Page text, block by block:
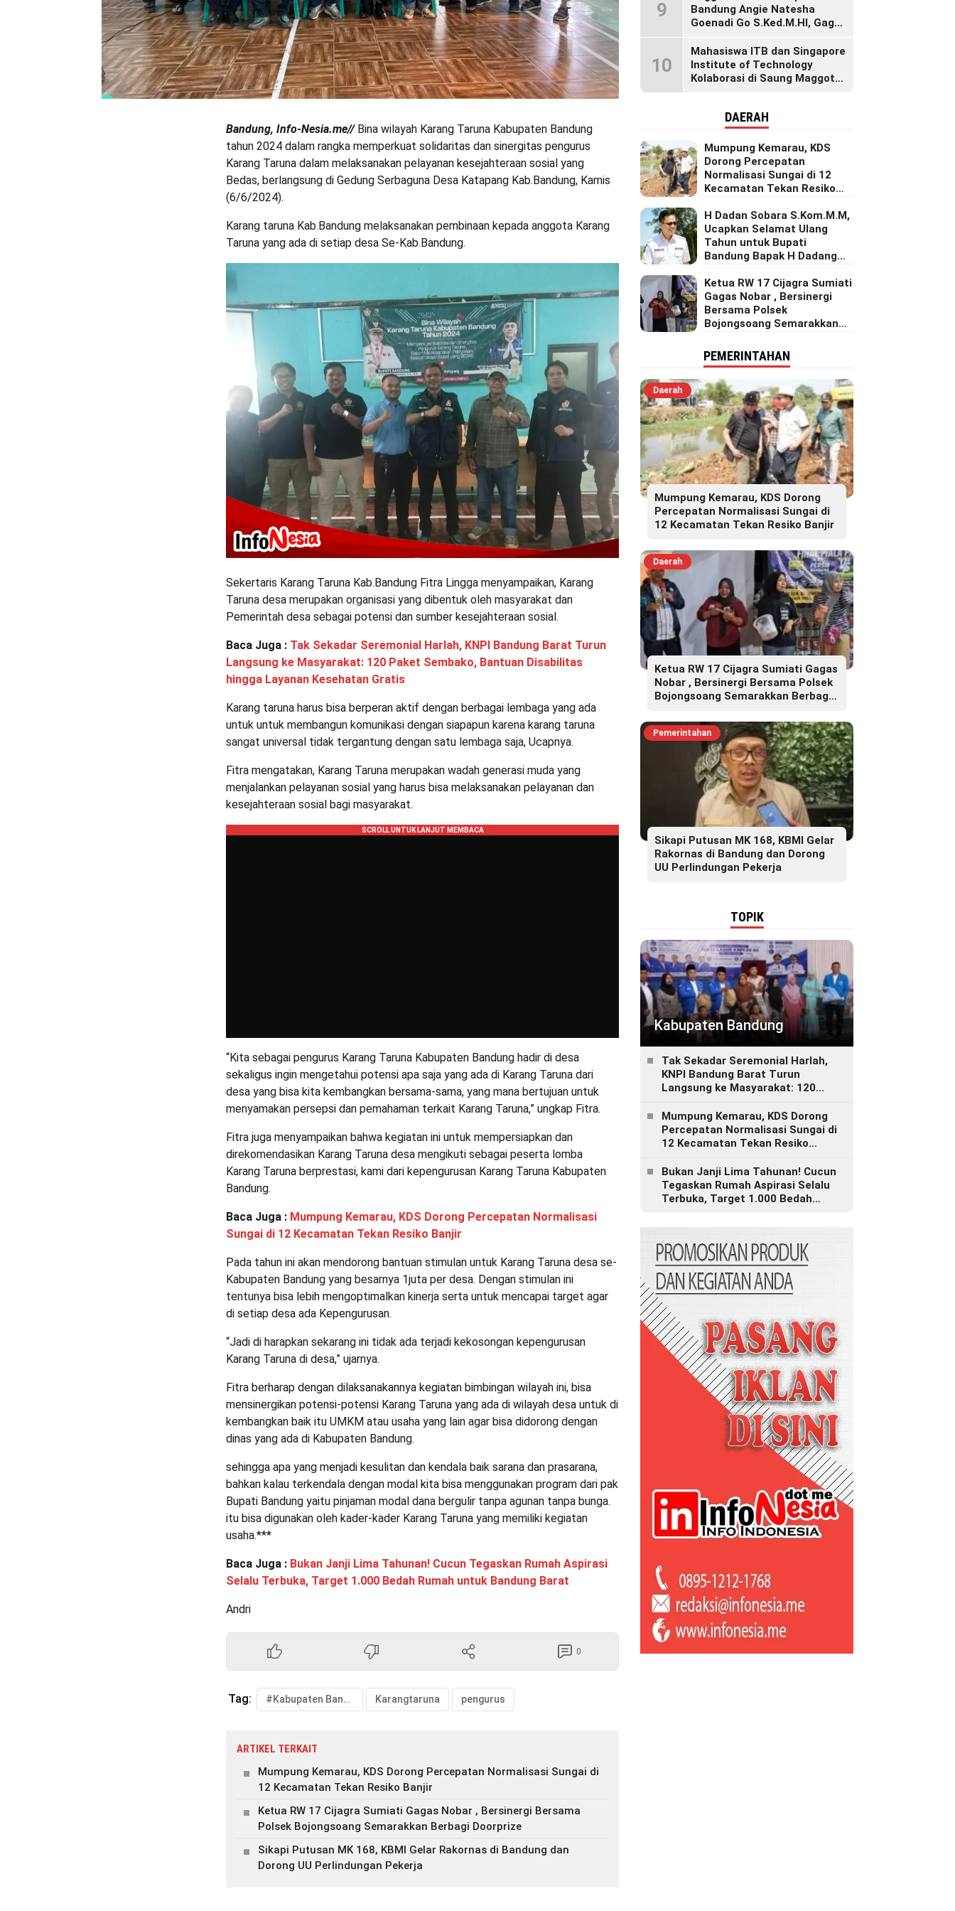
Bandung, Info-Nesia.me//Bina wilayah Karang Taruna Kabupaten Bandung
tahun 2024 dalam rangka memperkuat solidaritas dan sinergitas pengurus
Karang Taruna dalam melaksanakan pelayanan kesejahteraan sosial yang
Bedas, berlangsung di Gedung Serbaguna Desa Katapang Kab.Bandung, Kamis
(6/6/2024).
Karang taruna Kab.Bandung melaksanakan pembinaan kepada anggota Karang
Taruna yang ada di setiap desa Se-Kab.Bandung.
Sekertaris Karang Taruna Kab.Bandung Fitra Lingga menyampaikan, Karang
Taruna desa merupakan organisasi yang dibentuk oleh masyarakat dan
Pemerintah desa sebagai potensi dan sumber kesejahteraan sosial.
Baca Juga : Tak Sekadar Seremonial Harlah, KNPI Bandung Barat Turun
Langsung ke Masyarakat: 120 Paket Sembako, Bantuan Disabilitas
hingga Layanan Kesehatan Gratis
Karang taruna harus bisa berperan aktif dengan berbagai lembaga yang ada
untuk untuk membangun komunikasi dengan siapapun karena karang taruna
sangat universal tidak tergantung dengan satu lembaga saja, Ucapnya.
Fitra mengatakan, Karang Taruna merupakan wadah generasi muda yang
menjalankan pelayanan sosial yang harus bisa melaksanakan pelayanan dan
kesejahteraan sosial bagi masyarakat.
“Kita sebagai pengurus Karang Taruna Kabupaten Bandung hadir di desa
sekaligus ingin mengetahui potensi apa saja yang ada di Karang Taruna dari
desa yang bisa kita kembangkan bersama-sama, yang mana bertujuan untuk
menyamakan persepsi dan pemahaman terkait Karang Taruna,” ungkap Fitra.
Fitra juga menyampaikan bahwa kegiatan ini untuk mempersiapkan dan
direkomendasikan Karang Taruna desa mengikuti sebagai peserta lomba
Karang Taruna berprestasi, kami dari kepengurusan Karang Taruna Kabupaten
Bandung.
Baca Juga : Mumpung Kemarau, KDS Dorong Percepatan Normalisasi
Sungai di 12 Kecamatan Tekan Resiko Banjir
Pada tahun ini akan mendorong bantuan stimulan untuk Karang Taruna desa se-
Kabupaten Bandung yang besarnya 1juta per desa. Dengan stimulan ini
tentunya bisa lebih mengoptimalkan kinerja serta untuk mencapai target agar
di setiap desa ada Kepengurusan.
“Jadi di harapkan sekarang ini tidak ada terjadi kekosongan kepengurusan
Karang Taruna di desa,” ujarnya.
Fitra berharap dengan dilaksanakannya kegiatan bimbingan wilayah ini, bisa
mensinergikan potensi-potensi Karang Taruna yang ada di wilayah desa untuk di
kembangkan baik itu UMKM atau usaha yang lain agar bisa didorong dengan
dinas yang ada di Kabupaten Bandung.
sehingga apa yang menjadi kesulitan dan kendala baik sarana dan prasarana,
bahkan kalau terkendala dengan modal kita bisa menggunakan program dari pak
Bupati Bandung yaitu pinjaman modal dana bergulir tanpa agunan tanpa bunga.
itu bisa digunakan oleh kader-kader Karang Taruna yang memiliki kegiatan
usaha.***
Baca Juga : Bukan Janji Lima Tahunan! Cucun Tegaskan Rumah Aspirasi
Selalu Terbuka, Target 1.000 Bedah Rumah untuk Bandung Barat
Andri
0
Tag: #Kabupaten Bandung Karangtaruna pengurus
ARTIKEL TERKAIT
Mumpung Kemarau, KDS Dorong Percepatan Normalisasi Sungai di
12 Kecamatan Tekan Resiko Banjir
Ketua RW 17 Cijagra Sumiati Gagas Nobar , Bersinergi Bersama
Polsek Bojongsoang Semarakkan Berbagi Doorprize
Sikapi Putusan MK 168, KBMI Gelar Rakornas di Bandung dan
Dorong UU Perlindungan Pekerja
Generasi Muda
9
Bandung Angie Natesha
Goenadi Go S.Ked.M.HI, Gagas
Lewat Agenda Senam Pagi
10
Mahasiswa ITB dan Singapore
Institute of Technology
Kolaborasi di Saung Maggot
Riset Inovatif
DAERAH
Mumpung Kemarau, KDS
Dorong Percepatan
Normalisasi Sungai di 12
Kecamatan Tekan Resiko
H Dadan Sobara S.Kom.M.M,
Ucapkan Selamat Ulang
Tahun untuk Bupati
Bandung Bapak H Dadang
Ketua RW 17 Cijagra Sumiati
Gagas Nobar , Bersinergi
Bersama Polsek
Bojongsoang Semarakkan
PEMERINTAHAN
Daerah
Mumpung Kemarau, KDS Dorong
Percepatan Normalisasi Sungai di
12 Kecamatan Tekan Resiko Banjir
Daerah
Ketua RW 17 Cijagra Sumiati Gagas
Nobar , Bersinergi Bersama Polsek
Bojongsoang Semarakkan Berbagi
Pemerintahan
Sikapi Putusan MK 168, KBMI Gelar
Rakornas di Bandung dan Dorong
UU Perlindungan Pekerja
TOPIK
Kabupaten Bandung
Tak Sekadar Seremonial Harlah,
KNPI Bandung Barat Turun
Langsung ke Masyarakat: 120
Disabilitas hingga Layanan
Kesehatan Gratis
Mumpung Kemarau, KDS Dorong
Percepatan Normalisasi Sungai di
12 Kecamatan Tekan Resiko
Bukan Janji Lima Tahunan! Cucun
Tegaskan Rumah Aspirasi Selalu
Terbuka, Target 1.000 Bedah